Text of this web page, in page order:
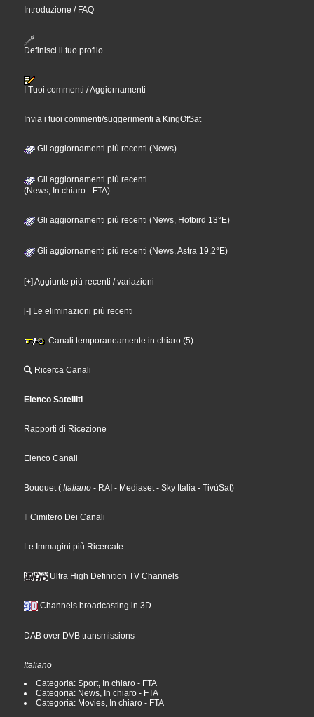
Introduzione / FAQ
Definisci il tuo profilo
I Tuoi commenti / Aggiornamenti
Invia i tuoi commenti/suggerimenti a KingOfSat
Gli aggiornamenti più recenti (News)
Gli aggiornamenti più recenti
(News, In chiaro - FTA)
Gli aggiornamenti più recenti (News, Hotbird 13°E)
Gli aggiornamenti più recenti (News, Astra 19,2°E)
[+] Aggiunte più recenti / variazioni
[-] Le eliminazioni più recenti
Canali temporaneamente in chiaro (5)
Ricerca Canali
Elenco Satelliti
Rapporti di Ricezione
Elenco Canali
Bouquet ( Italiano - RAI - Mediaset - Sky Italia - TivùSat)
Il Cimitero Dei Canali
Le Immagini più Ricercate
Ultra High Definition TV Channels
Channels broadcasting in 3D
DAB over DVB transmissions
Italiano
Categoria: Sport, In chiaro - FTA
Categoria: News, In chiaro - FTA
Categoria: Movies, In chiaro - FTA